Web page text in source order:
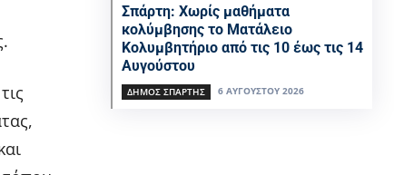
Σπάρτη: Χωρίς μαθήματα
κολύμβησης το Ματάλειο
Κολυμβητήριο από τις 10 έως τις 14
Αυγούστου
ΔΉΜΟΣ ΣΠΆΡΤΗΣ 6 ΑΥΓΟΎΣΤΟΥ 2026